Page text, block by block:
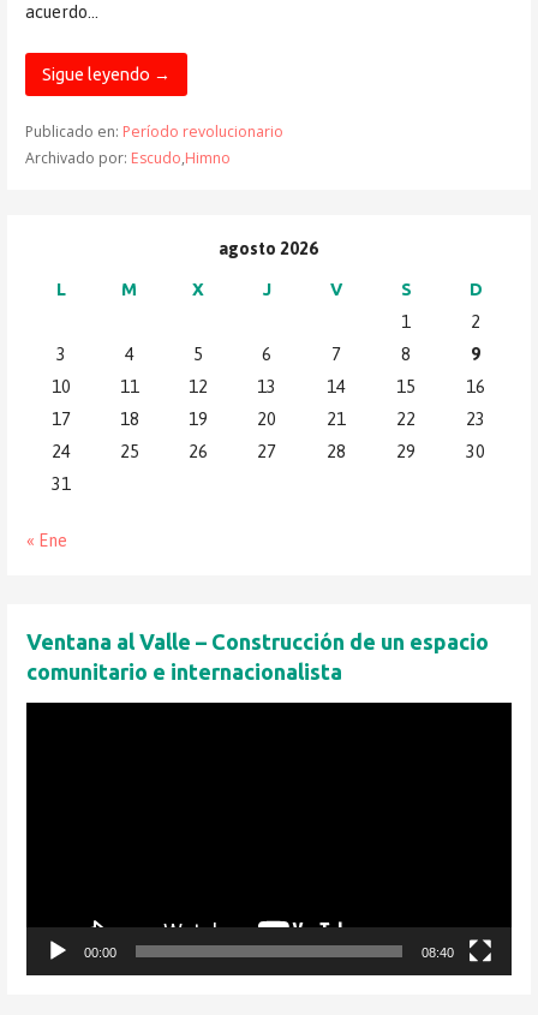
acuerdo…
Sigue leyendo →
Publicado en: Período revolucionario
Archivado por: Escudo,Himno
agosto 2026
L M X J V S
D
1
2
3
4 5 6 7 8
9
10
11 12 13 14 15
16
17
18 19 20 21 22
23
24
25 26 27 28 29
30
31
« Ene
Ventana al Valle – Construcción de un espacio
comunitario e internacionalista
00:00 08:40